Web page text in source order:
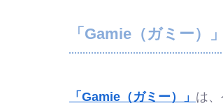
「Gamie（ガミー）
「Gamie（ガミー）」 は